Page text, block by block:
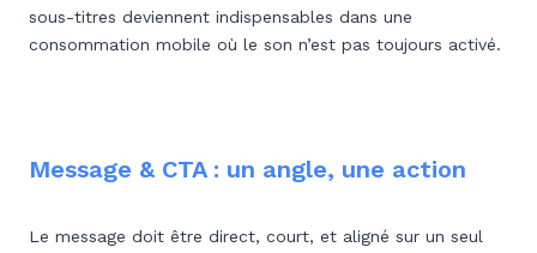
sous-titres deviennent indispensables dans une
consommation mobile où le son n’est pas toujours activé.
Message & CTA : un angle, une action
Le message doit être direct, court, et aligné sur un seul